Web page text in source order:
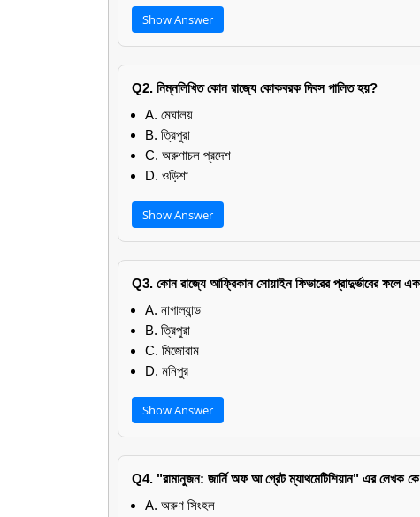
Show Answer
Q2. নিম্নলিখিত কোন রাজ্যে কোকবরক দিবস পালিত হয়?
A. মেঘালয়
B. ত্রিপুরা
C. অরুণাচল প্রদেশ
D. ওড়িশা
Show Answer
Q3. কোন রাজ্যে আফ্রিকান সোয়াইন ফিভারের প্রাদুর্ভাবের ফলে
A. নাগাল্যান্ড
B. ত্রিপুরা
C. মিজোরাম
D. মনিপুর
Show Answer
Q4. "রামানুজন: জার্নি অফ আ গ্রেট ম্যাথমেটিশিয়ান" এর লেখক
A. অরুণ সিংহল